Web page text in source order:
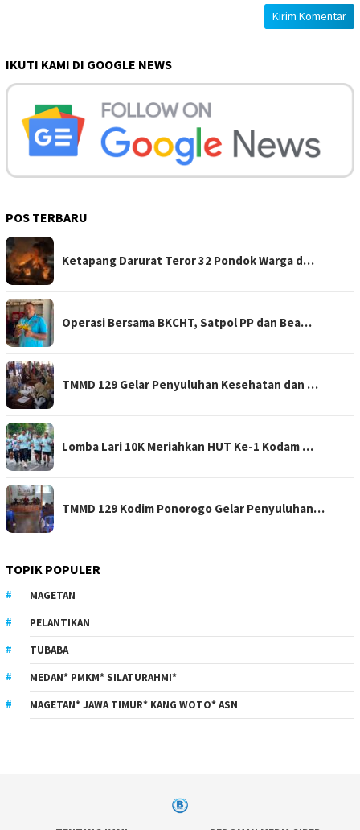
IKUTI KAMI DI GOOGLE NEWS
POS TERBARU
Ketapang Darurat Teror 32 Pondok Warga d…
Operasi Bersama BKCHT, Satpol PP dan Bea…
TMMD 129 Gelar Penyuluhan Kesehatan dan …
Lomba Lari 10K Meriahkan HUT Ke-1 Kodam …
TMMD 129 Kodim Ponorogo Gelar Penyuluhan…
TOPIK POPULER
MAGETAN
PELANTIKAN
TUBABA
MEDAN* PMKM* SILATURAHMI*
MAGETAN* JAWA TIMUR* KANG WOTO* ASN